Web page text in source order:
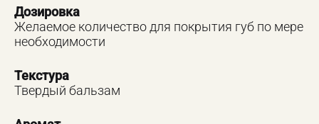
Дозировка
Желаемое количество для покрытия губ по мере
необходимости
Текстура
Твердый бальзам